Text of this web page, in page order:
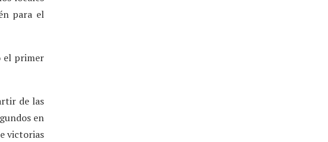
para el
el primer
de las
en
victorias